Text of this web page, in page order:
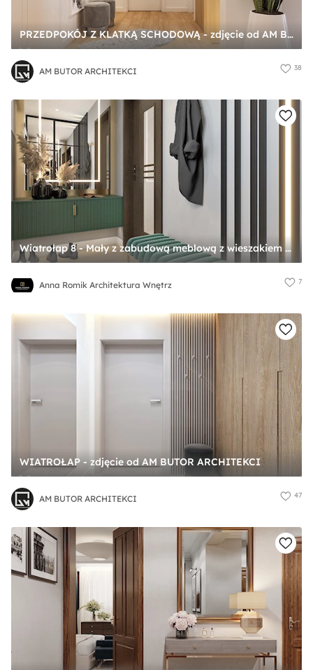
PRZEDPOKÓJ Z KLATKĄ SCHODOWĄ - zdjęcie od AM BUTOR ARCHITEKCI
AM BUTOR ARCHITEKCI 38
Wiatrołap 8 - Mały z zabudową meblową z wieszakiem z prostokątnym lustrem biały brązowy szary z lustrem na ścianie z farbą na ścianie z lamelami na ścianie z drewnianymi drzwiami z przeszklonymi drzwiami hol / przedpokój, styl nowoczesny - zdjęcie od Anna Romik Architektura Wnętrz
Anna Romik Architektura Wnętrz 7
WIATROŁAP - zdjęcie od AM BUTOR ARCHITEKCI
AM BUTOR ARCHITEKCI 47